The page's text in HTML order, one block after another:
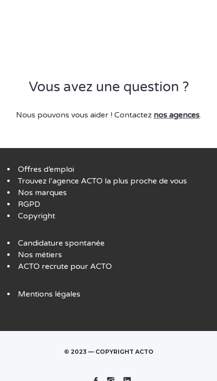
Vous avez une question ?
Nous pouvons vous aider ! Contactez nos agences.
Offres d’emploi
Trouvez l’agence ACTO la plus proche de vous
Nos marques
RGPD
Copyright
Candidature spontanée
Nos métiers
ACTO recrute pour ACTO
Mentions légales
© 2023 — COPYRIGHT ACTO